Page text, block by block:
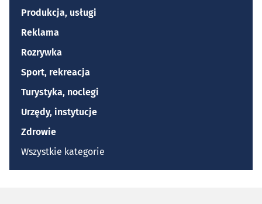
Produkcja, usługi
Reklama
Rozrywka
Sport, rekreacja
Turystyka, noclegi
Urzędy, instytucje
Zdrowie
Wszystkie kategorie